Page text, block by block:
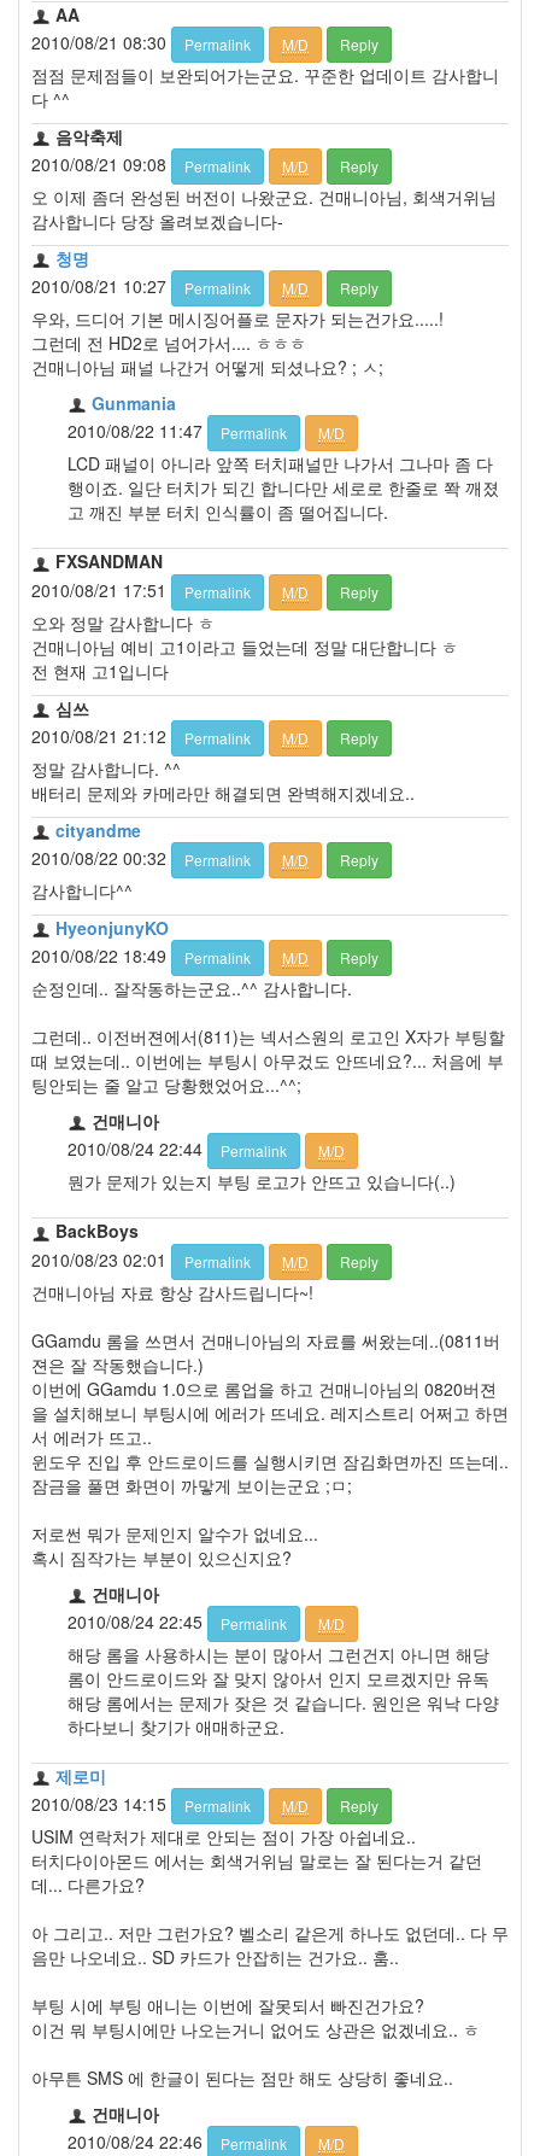
AA
2010/08/21 08:30
Permalink M/D Reply
점점 문제점들이 보완되어가는군요. 꾸준한 업데이트 감사합니
다 ^^
음악축제
2010/08/21 09:08
Permalink M/D Reply
오 이제 좀더 완성된 버전이 나왔군요. 건매니아님, 회색거위님
감사합니다 당장 올려보겠습니다-
청명
2010/08/21 10:27
Permalink M/D Reply
우와, 드디어 기본 메시징어플로 문자가 되는건가요.....!
그런데 전 HD2로 넘어가서.... ㅎㅎㅎ
건매니아님 패널 나간거 어떻게 되셨나요? ; ㅅ;
Gunmania
2010/08/22 11:47
Permalink M/D
LCD 패널이 아니라 앞쪽 터치패널만 나가서 그나마 좀 다
행이죠. 일단 터치가 되긴 합니다만 세로로 한줄로 쫙 깨졌
고 깨진 부분 터치 인식률이 좀 떨어집니다.
FXSANDMAN
2010/08/21 17:51
Permalink M/D Reply
오와 정말 감사합니다 ㅎ
건매니아님 예비 고1이라고 들었는데 정말 대단합니다 ㅎ
전 현재 고1입니다
심쓰
2010/08/21 21:12
Permalink M/D Reply
정말 감사합니다. ^^
배터리 문제와 카메라만 해결되면 완벽해지겠네요..
cityandme
2010/08/22 00:32
Permalink M/D Reply
감사합니다^^
HyeonjunyKO
2010/08/22 18:49
Permalink M/D Reply
순정인데.. 잘작동하는군요..^^ 감사합니다.
그런데.. 이전버젼에서(811)는 넥서스원의 로고인 X자가 부팅할
때 보였는데.. 이번에는 부팅시 아무겄도 안뜨네요?... 처음에 부
팅안되는 줄 알고 당황했었어요...^^;
건매니아
2010/08/24 22:44
Permalink M/D
뭔가 문제가 있는지 부팅 로고가 안뜨고 있습니다(..)
BackBoys
2010/08/23 02:01
Permalink M/D Reply
건매니아님 자료 항상 감사드립니다~!
GGamdu 롬을 쓰면서 건매니아님의 자료를 써왔는데..(0811버
젼은 잘 작동했습니다.)
이번에 GGamdu 1.0으로 롬업을 하고 건매니아님의 0820버젼
을 설치해보니 부팅시에 에러가 뜨네요. 레지스트리 어쩌고 하면
서 에러가 뜨고..
윈도우 진입 후 안드로이드를 실행시키면 잠김화면까진 뜨는데..
잠금을 풀면 화면이 까맣게 보이는군요 ;ㅁ;
저로썬 뭐가 문제인지 알수가 없네요...
혹시 짐작가는 부분이 있으신지요?
건매니아
2010/08/24 22:45
Permalink M/D
해당 롬을 사용하시는 분이 많아서 그런건지 아니면 해당
롬이 안드로이드와 잘 맞지 않아서 인지 모르겠지만 유독
해당 롬에서는 문제가 잦은 것 같습니다. 원인은 워낙 다양
하다보니 찾기가 애매하군요.
제로미
2010/08/23 14:15
Permalink M/D Reply
USIM 연락처가 제대로 안되는 점이 가장 아쉽네요..
터치다이아몬드 에서는 회색거위님 말로는 잘 된다는거 같던
데... 다른가요?
아 그리고.. 저만 그런가요? 벨소리 같은게 하나도 없던데.. 다 무
음만 나오네요.. SD 카드가 안잡히는 건가요.. 훔..
부팅 시에 부팅 애니는 이번에 잘못되서 빠진건가요?
이건 뭐 부팅시에만 나오는거니 없어도 상관은 없겠네요.. ㅎ
아무튼 SMS 에 한글이 된다는 점만 해도 상당히 좋네요..
건매니아
2010/08/24 22:46
Permalink M/D